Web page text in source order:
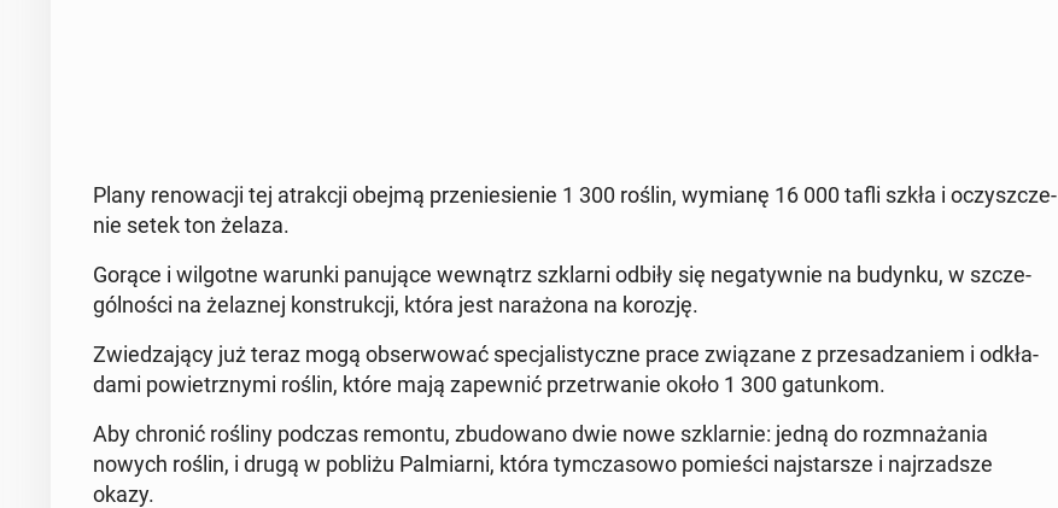
Plany re­no­wa­cji tej atrak­cji obejmą prze­nie­sie­nie 1 300 roślin, wymianę 16 000 tafli szkła i oczysz­cze­
nie setek ton żelaza.
Gorące i wil­got­ne warunki pa­nu­ją­ce we­wnątrz szklar­ni odbiły się ne­ga­tyw­nie na budynku, w szcze­
gól­no­ści na że­la­znej kon­struk­cji, która jest na­ra­żo­na na korozję.
Zwie­dza­ją­cy już teraz mogą ob­ser­wo­wać spe­cja­li­stycz­ne prace zwią­za­ne z prze­sa­dza­niem i od­kła­
da­mi po­wietrz­ny­mi roślin, które mają za­pew­nić prze­trwa­nie około 1 300 ga­tun­kom.
Aby chronić rośliny podczas remontu, zbu­do­wa­no dwie nowe szklar­nie: jedną do roz­mna­ża­nia
nowych roślin, i drugą w pobliżu Pal­miar­ni, która tym­cza­so­wo po­mie­ści naj­star­sze i naj­rzad­sze
okazy.